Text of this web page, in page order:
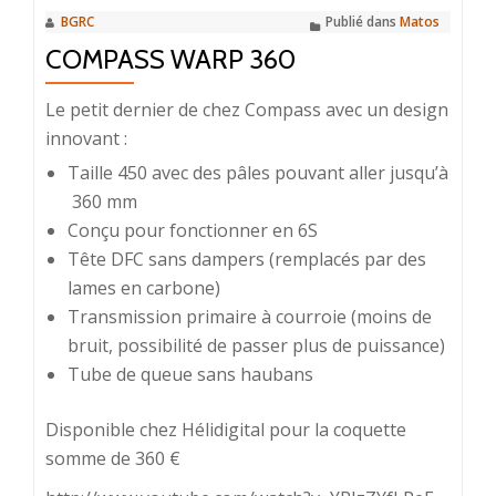
BGRC Publié dans Matos
COMPASS WARP 360
Le petit dernier de chez Compass avec un design
innovant :
Taille 450 avec des pâles pouvant aller jusqu’à
360 mm
Conçu pour fonctionner en 6S
Tête DFC sans dampers (remplacés par des
lames en carbone)
Transmission primaire à courroie (moins de
bruit, possibilité de passer plus de puissance)
Tube de queue sans haubans
Disponible chez Hélidigital pour la coquette
somme de 360 €